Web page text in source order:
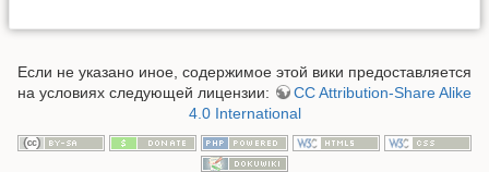
Если не указано иное, содержимое этой вики предоставляется
на условиях следующей лицензии:
CC Attribution-Share Alike
4.0 International